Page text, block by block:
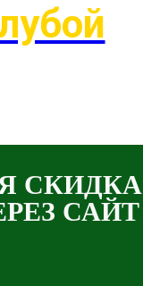
СКИДКА
САЙТ